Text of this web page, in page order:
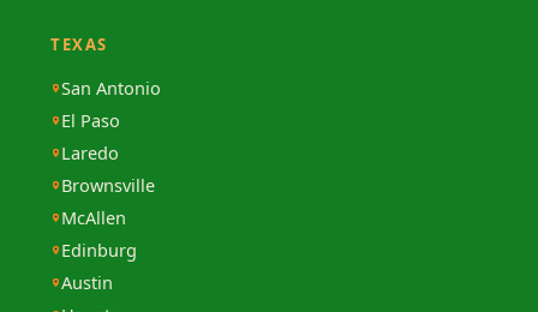
TEXAS
San Antonio
El Paso
Laredo
Brownsville
McAllen
Edinburg
Austin